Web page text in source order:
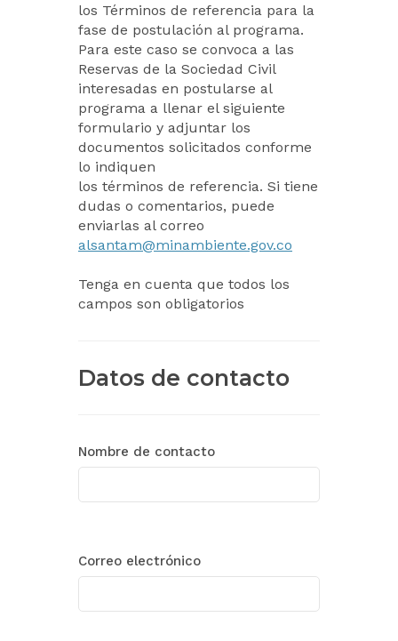
los Términos de referencia para la
fase de postulación al programa.
Para este caso se convoca a las
Reservas de la Sociedad Civil
interesadas en postularse al
programa a llenar el siguiente
formulario y adjuntar los
documentos solicitados conforme
lo indiquen
los términos de referencia. Si tiene
dudas o comentarios, puede
enviarlas al correo
alsantam@minambiente.gov.co
Tenga en cuenta que todos los
campos son obligatorios
Datos de contacto
Nombre de contacto
Correo electrónico